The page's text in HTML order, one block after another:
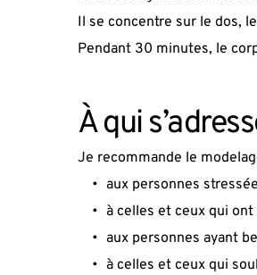
Il se concentre sur le dos,
Pendant 30 minutes, le
À qui
Je recommande le
aux personnes
à celles et ceux qui
aux personnes ayant
à celles et ceux qui